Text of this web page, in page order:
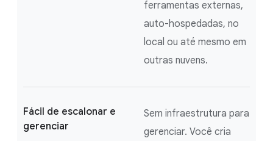
ferramentas externas,
auto-hospedadas, no
local ou até mesmo em
outras nuvens.
Fácil de escalonar e
gerenciar
Sem infraestrutura para
gerenciar. Você cria